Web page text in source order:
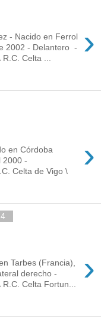
›
- Nacido en Ferrol
2002 - Delantero -
R.C. Celta ...
›
en Córdoba
2000 -
Celta de Vigo \
›
Tarbes (Francia),
derecho -
R.C. Celta Fortun...